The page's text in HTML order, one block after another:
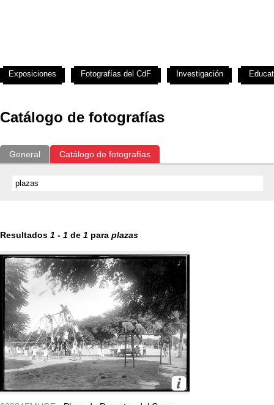
Catálogo de fotografías
General Catálogo de fotografías
Resultados 1 - 1 de 1 para plazas
Exposiciones Fotografías del CdF Investigación